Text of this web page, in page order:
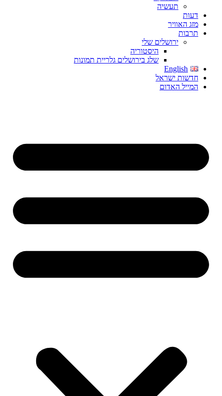
תעשיה
דעות
מזג האוויר
תרבות
ירושלים שלי
היסטוריה
שלג בירושלים גלריית תמונות
English
חדשות ישראל
המייל האדום